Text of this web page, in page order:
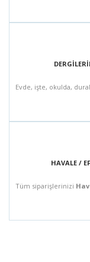
Evde, işte, okulda,
HAVALE /
Tüm siparişlerinizi